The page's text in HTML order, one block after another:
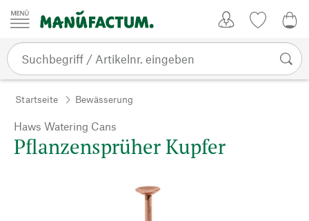
Zum Inhalt springen
Startseite Bewässerung
Haws Watering Cans
Pflanzensprüher Kupfer